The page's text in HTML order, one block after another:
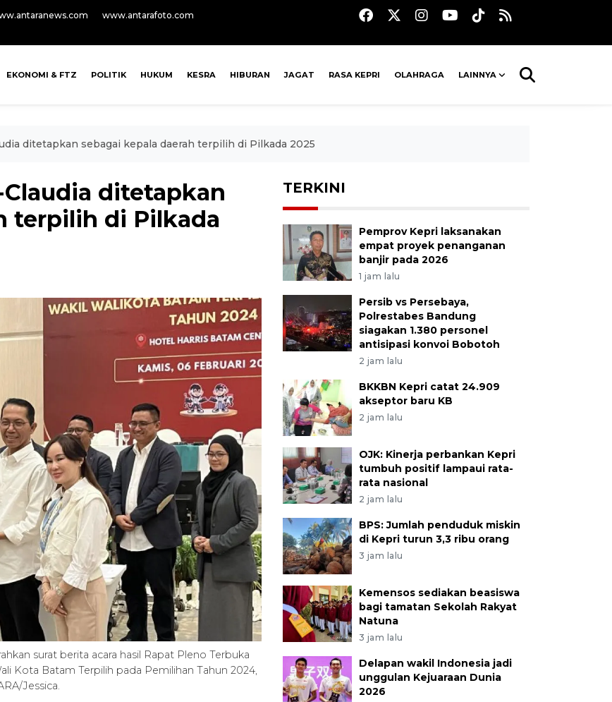
www.antarafoto.com
EKONOMI & FTZ POLITIK HUKUM KESRA HIBURAN JAGAT RASA KEPRI OLAHRAGA LAINNYA
ditetapkan sebagai kepala daerah terpilih di Pilkada 2025
ditetapkan
terpilih di Pilkada
surat berita acara hasil Rapat Pleno Terbuka
Kota Batam Terpilih pada Pemilihan Tahun 2024,
Jessica.
TERKINI
Pemprov Kepri laksanakan
empat proyek penanganan
banjir pada 2026
1 jam lalu
Persib vs Persebaya,
Polrestabes Bandung
siagakan 1.380 personel
antisipasi konvoi Bobotoh
2 jam lalu
BKKBN Kepri catat 24.909
akseptor baru KB
2 jam lalu
OJK: Kinerja perbankan Kepri
tumbuh positif lampaui rata-
rata nasional
2 jam lalu
BPS: Jumlah penduduk miskin
di Kepri turun 3,3 ribu orang
3 jam lalu
Kemensos sediakan beasiswa
bagi tamatan Sekolah Rakyat
Natuna
3 jam lalu
Delapan wakil Indonesia jadi
unggulan Kejuaraan Dunia
2026